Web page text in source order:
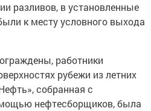
разливов, в установленные
к месту условного выхода
работники
рубежи из летних
собранная с
нефтесборщиков, была